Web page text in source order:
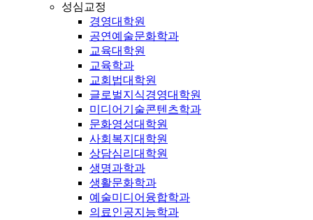
성심교정
경영대학원
공연예술문화학과
교육대학원
교육학과
교회법대학원
글로벌지식경영대학원
미디어기술콘텐츠학과
문화영성대학원
사회복지대학원
상담심리대학원
생명과학과
생활문화학과
예술미디어융합학과
의료인공지능학과